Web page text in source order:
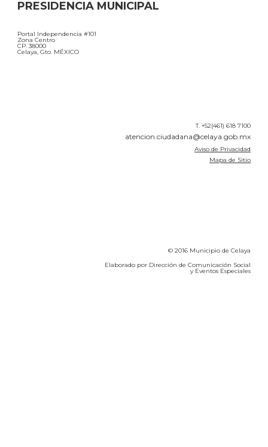
PRESIDENCIA MUNICIPAL
Portal Independencia #101
Zona Centro
CP. 38000
Celaya, Gto. MÉXICO
T. +52(461) 618 7100
atencion.ciudadana@celaya.gob.mx
Aviso de Privacidad
Mapa de Sitio
© 2016 Municipio de Celaya
Elaborado por Dirección de Comunicación Social
y Eventos Especiales